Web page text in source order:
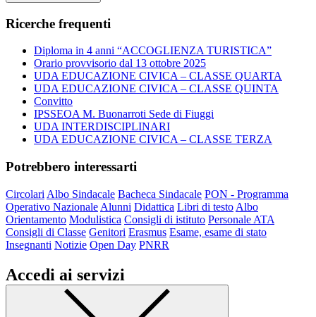
Ricerche frequenti
Diploma in 4 anni “ACCOGLIENZA TURISTICA”
Orario provvisorio dal 13 ottobre 2025
UDA EDUCAZIONE CIVICA – CLASSE QUARTA
UDA EDUCAZIONE CIVICA – CLASSE QUINTA
Convitto
IPSSEOA M. Buonarroti Sede di Fiuggi
UDA INTERDISCIPLINARI
UDA EDUCAZIONE CIVICA – CLASSE TERZA
Potrebbero interessarti
Circolari Albo Sindacale Bacheca Sindacale PON - Programma
Operativo Nazionale Alunni Didattica Libri di testo Albo
Orientamento Modulistica Consigli di istituto Personale ATA
Consigli di Classe Genitori Erasmus Esame, esame di stato
Insegnanti Notizie Open Day PNRR
Accedi ai servizi